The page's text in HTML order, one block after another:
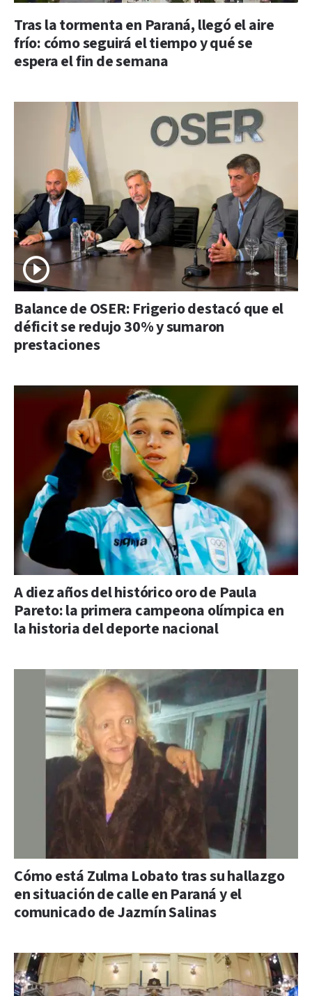
Tras la tormenta en Paraná, llegó el aire
frío: cómo seguirá el tiempo y qué se
espera el fin de semana
Balance de OSER: Frigerio destacó que el
déficit se redujo 30% y sumaron
prestaciones
A diez años del histórico oro de Paula
Pareto: la primera campeona olímpica en
la historia del deporte nacional
Cómo está Zulma Lobato tras su hallazgo
en situación de calle en Paraná y el
comunicado de Jazmín Salinas